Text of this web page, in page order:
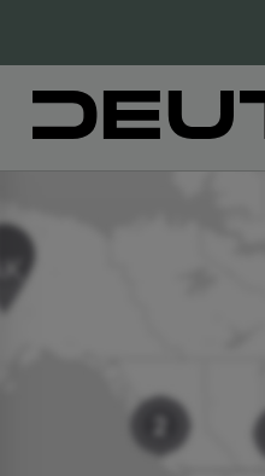
DEUTZ
DEALER